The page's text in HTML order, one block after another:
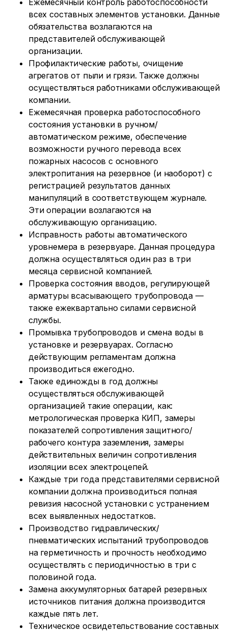
всех составных элементов установки. Данные
обязательства возлагаются на
представителей обслуживающей
организации.
Профилактические работы, очищение
агрегатов от пыли и грязи. Также должны
осуществляться работниками обслуживающей
компании.
Ежемесячная проверка работоспособного
состояния установки в ручном/
автоматическом режиме, обеспечение
возможности ручного перевода всех
пожарных насосов с основного
электропитания на резервное (и наоборот) с
регистрацией результатов данных
манипуляций в соответствующем журнале.
Эти операции возлагаются на
обслуживающую организацию.
Исправность работы автоматического
уровнемера в резервуаре. Данная процедура
должна осуществляться один раз в три
месяца сервисной компанией.
Проверка состояния вводов, регулирующей
арматуры всасывающего трубопровода —
также ежеквартально силами сервисной
службы.
Промывка трубопроводов и смена воды в
установке и резервуарах. Согласно
действующим регламентам должна
производиться ежегодно.
Также единожды в год должны
осуществляться обслуживающей
организацией такие операции, как:
метрологическая проверка КИП, замеры
показателей сопротивления защитного/
рабочего контура заземления, замеры
действительных величин сопротивления
изоляции всех электроцепей.
Каждые три года представителями сервисной
компании должна производиться полная
ревизия насосной установки с устранением
всех выявленных недостатков.
Производство гидравлических/
пневматических испытаний трубопроводов
на герметичность и прочность необходимо
осуществлять с периодичностью в три с
половиной года.
Замена аккумуляторных батарей резервных
источников питания должна производится
каждые пять лет.
Техническое освидетельствование составных